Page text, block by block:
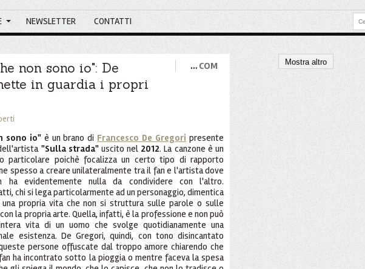
NEWSLETTER CONTATTI
non sono io": De
in guardia i propri
… COM
sono io"è un brano di Francesco De Gregori presente
"Sulla strada"uscito nel 2012. La canzone è un
particolare poichè focalizza un certo tipo di rapporto
spesso a creare unilateralmente tra il fan e l'artista dove
ha evidentemente nulla da condividere con l'altro.
chi si lega particolarmente ad un personaggio, dimentica
propria vita che non si struttura sulle parole o sulle
la propria arte. Quella, infatti, è la professione e non può
vita di un uomo che svolge quotidianamente una
esistenza. De Gregori, quindi, con tono disincantato
persone offuscate dal troppo amore chiarendo che
ha incontrato sotto la pioggia o mentre faceva la spesa
Mostra altro